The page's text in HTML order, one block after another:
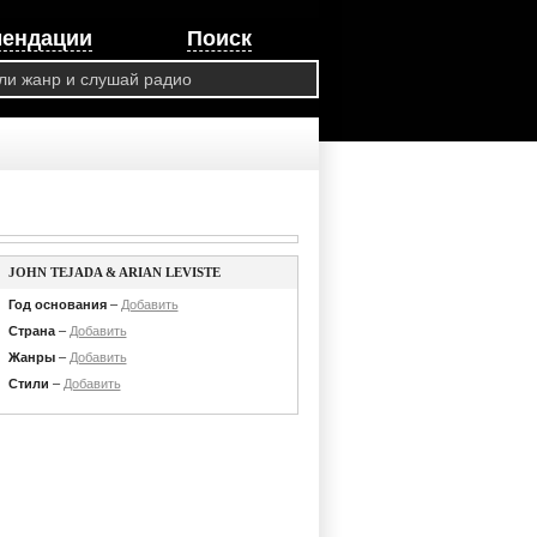
Поиск
JOHN TEJADA & ARIAN LEVISTE
Год основания– Добавить
Страна– Добавить
Жанры– Добавить
Стили – Добавить